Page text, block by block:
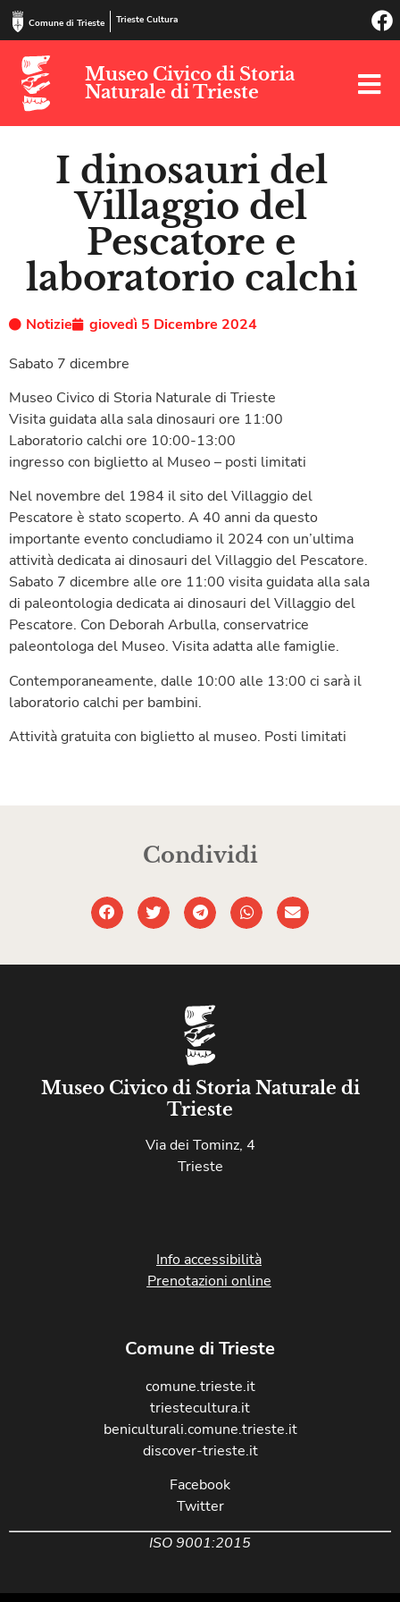
Comune di Trieste Trieste Cultura
Museo Civico di Storia
Naturale di Trieste
I dinosauri del
Villaggio del
Pescatore e
laboratorio calchi
Notizie
giovedì 5 Dicembre 2024
Sabato 7 dicembre
Museo Civico di Storia Naturale di Trieste
Visita guidata alla sala dinosauri ore 11:00
Laboratorio calchi ore 10:00-13:00
ingresso con biglietto al Museo – posti limitati
Nel novembre del 1984 il sito del Villaggio del
Pescatore è stato scoperto. A 40 anni da questo
importante evento concludiamo il 2024 con un’ultima
attività dedicata ai dinosauri del Villaggio del Pescatore.
Sabato 7 dicembre alle ore 11:00 visita guidata alla sala
di paleontologia dedicata ai dinosauri del Villaggio del
Pescatore. Con Deborah Arbulla, conservatrice
paleontologa del Museo. Visita adatta alle famiglie.
Contemporaneamente, dalle 10:00 alle 13:00 ci sarà il
laboratorio calchi per bambini.
Attività gratuita con biglietto al museo. Posti limitati
Condividi
Museo Civico di Storia Naturale di
Trieste
Via dei Tominz, 4
Trieste
Info accessibilità
Prenotazioni online
Comune di Trieste
comune.trieste.it
triestecultura.it
beniculturali.comune.trieste.it
discover-trieste.it
Facebook
Twitter
ISO 9001:2015